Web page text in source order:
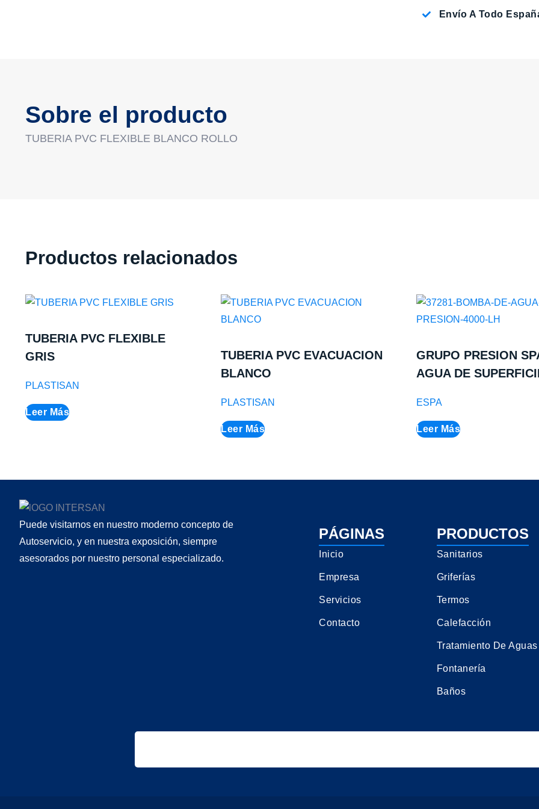
Envío A Todo
Sobre el producto
TUBERIA PVC FLEXIBLE BLANCO ROLLO
Productos relacionados
TUBERIA PVC FLEXIBLE
GRIS
PLASTISAN
Leer Más
TUBERIA PVC EVACUACION
BLANCO
PLASTISAN
Leer Más
GRUPO PRESION
AGUA DE
ESPA
Leer Más
Puede visitarnos en nuestro moderno concepto de
Autoservicio, y en nuestra exposición, siempre
asesorados por nuestro personal especializado.
PÁGINAS
Inicio
Empresa
Servicios
Contacto
PRODUCTOS
Sanitarios
Griferías
Termos
Calefacción
Tratamiento De Aguas
Fontanería
Baños